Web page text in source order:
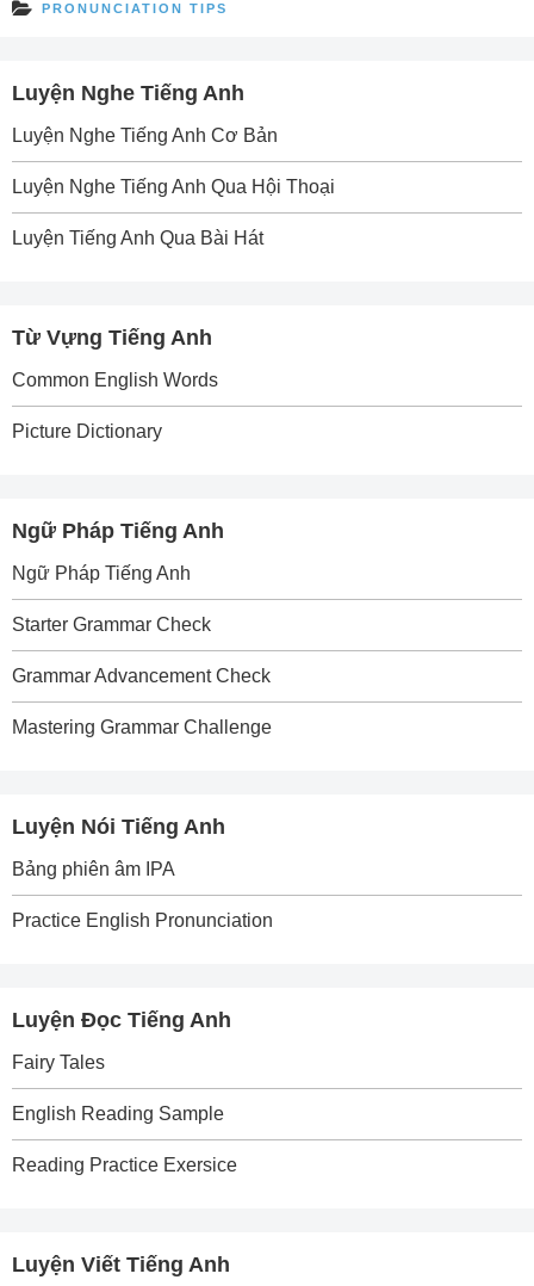
PRONUNCIATION TIPS
Luyện Nghe Tiếng Anh
Luyện Nghe Tiếng Anh Cơ Bản
Luyện Nghe Tiếng Anh Qua Hội Thoại
Luyện Tiếng Anh Qua Bài Hát
Từ Vựng Tiếng Anh
Common English Words
Picture Dictionary
Ngữ Pháp Tiếng Anh
Ngữ Pháp Tiếng Anh
Starter Grammar Check
Grammar Advancement Check
Mastering Grammar Challenge
Luyện Nói Tiếng Anh
Bảng phiên âm IPA
Practice English Pronunciation
Luyện Đọc Tiếng Anh
Fairy Tales
English Reading Sample
Reading Practice Exersice
Luyện Viết Tiếng Anh